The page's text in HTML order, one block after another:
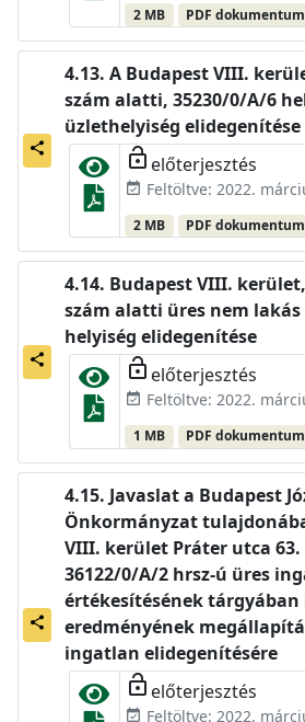
2 MB PDF dokumentum
share
A Budapest VIII.
szám alatti, 35230/0/A/6
üzlethelyiség elidegenítése
lock_open előterjesztés
event_available Feltöltve: 2022.
2 MB PDF dokumentum
share
Budapest VIII.
szám alatti üres nem
helyiség elidegenítése
lock_open előterjesztés
event_available Feltöltve: 2022.
1 MB PDF dokumentum
share
Javaslat a Budapest
Önkormányzat
VIII. kerület Práter utca
36122/0/A/2 hrsz-ú üres
értékesítésének
eredményének
ingatlan elidegenítésére
lock_open előterjesztés
event_available Feltöltve: 2022.